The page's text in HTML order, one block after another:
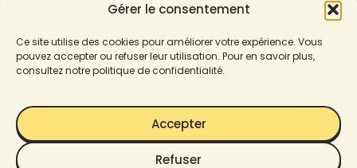
Gérer le consentement
Ce site utilise des cookies pour améliorer votre expérience. Vous
pouvez accepter ou refuser leur utilisation. Pour en savoir plus,
consultez notre politique de confidentialité.
Accepter
Refuser